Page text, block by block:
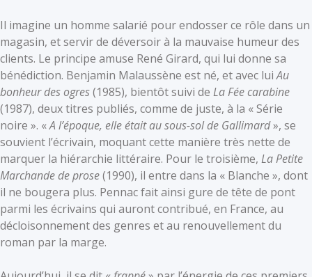
Il imagine un homme salarié pour endosser ce rôle dans un
magasin, et servir de déversoir à la mauvaise humeur des
clients. Le principe amuse René Girard, qui lui donne sa
bénédiction. Benjamin Malaussène est né, et avec luiAu
bonheur des ogres(1985), bientôt suivi de La Fée carabine
(1987), deux titres publiés, comme de juste, à la « Série
noire ». «A l’époque, elle était au sous-sol de Gallimard», se
souvient l’écrivain, moquant cette manière très nette de
marquer la hiérarchie littéraire. Pour le troisième, La Petite
Marchande de prose(1990), il entre dans la « Blanche », dont
il ne bougera plus. Pennac fait ainsi gure de tête de pont
parmi les écrivains qui auront contribué, en France, au
décloisonnement des genres et au renouvellement du
roman par la marge.